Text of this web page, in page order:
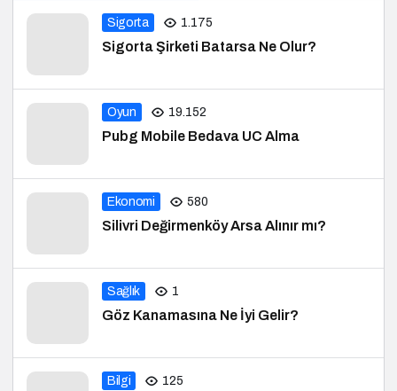
Sigorta 1.175
Sigorta Şirketi Batarsa Ne Olur?
Oyun 19.152
Pubg Mobile Bedava UC Alma
Ekonomi 580
Silivri Değirmenköy Arsa Alınır mı?
Sağlık 1
Göz Kanamasına Ne İyi Gelir?
Bilgi 125